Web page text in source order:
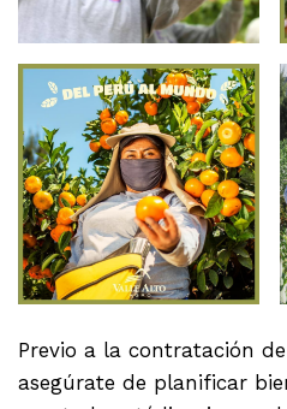
Previo a la contratación
asegúrate de planificar